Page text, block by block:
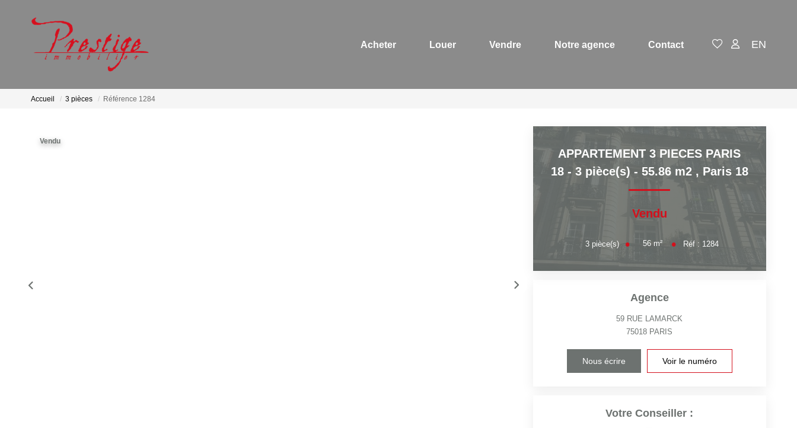
Acheter Louer Vendre Notre agence Contact EN
Accueil 3 pièces Référence 1284
Vendu
APPARTEMENT 3 PIECES PARIS
18 - 3 pièce(s) - 55.86 m2 , Paris 18
Vendu
3 pièce(s) 56 m² Réf : 1284
Agence
59 RUE LAMARCK
75018 PARIS
Nous écrire Voir le numéro
Votre Conseiller :